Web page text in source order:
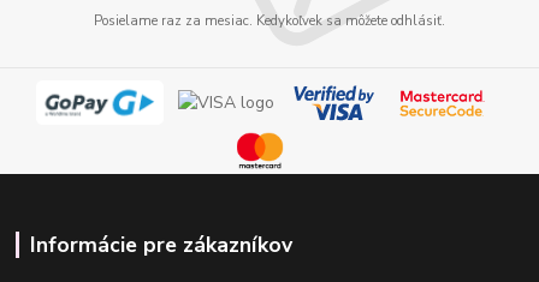
Posielame raz za mesiac. Kedykoľvek sa môžete odhlásiť.
Informácie pre zákazníkov